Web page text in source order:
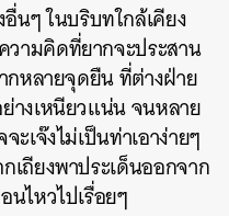
นๆ ในบริบทใกล้เคียง
ามคิดที่ยากจะประสาน
กหลายจุดยืน ที่ต่างฝ่าย
างเหนียวแน่น จนหลาย
เจ๊งไม่เป็นท่าเอาง่ายๆ
เถียงพาประเด็นออกจาก
นไหวไปเรื่อยๆ